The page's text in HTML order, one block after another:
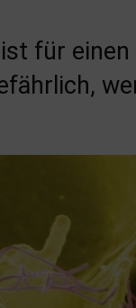
für einen